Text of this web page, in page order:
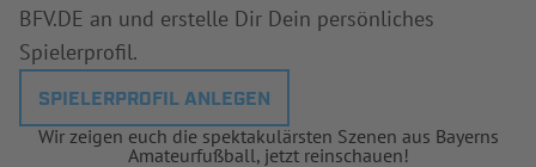
BFV.DE an und erstelle Dir Dein persönliches
Spielerprofil.
SPIELERPROFIL ANLEGEN
Wir zeigen euch die spektakulärsten Szenen aus Bayerns
Amateurfußball, jetzt reinschauen!